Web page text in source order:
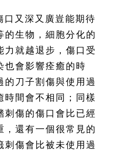
又深又廣豈能期待
的生物，細胞分化的
力就越退步，傷口受
也會影響痊癒的時
的刀子割傷與使用過
時間會不相同；同樣
刺傷的傷口會比已經
，還有一個很常見的
傷會比被未使用過